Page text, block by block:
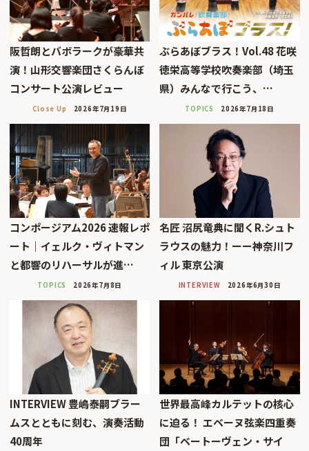
阪哲朗とバボラークが豪華共
演！山形交響楽団さくらんぼ
コンサート公演レビュー
Close Up 2026年7月19日
ぶらあぼブラス！Vol.48 花咲
徳栄高等学校吹奏楽部（埼玉
県）みんなで行こう、…
TOPICS 2026年7月18日
コンポージアム2026 速報レポ
ート｜イェルク・ヴィトマン
と都響のリハーサルが進…
TOPICS 2026年7月8日
名匠 沼尻竜典に聞くR.シュト
ラウスの魅力！ーー神奈川フ
ィル 東京公演
INTERVIEW 2026年6月30日
INTERVIEW 豊嶋泰嗣ブラー
ムスとともに刻む、演奏活動
40周年
世界最高峰カルテットの核心
に迫る！ エベーヌ弦楽四重奏
団「ベートーヴェン・サイ